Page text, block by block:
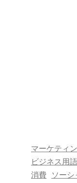
マーケティ
ビジネス用語
消費 ソー